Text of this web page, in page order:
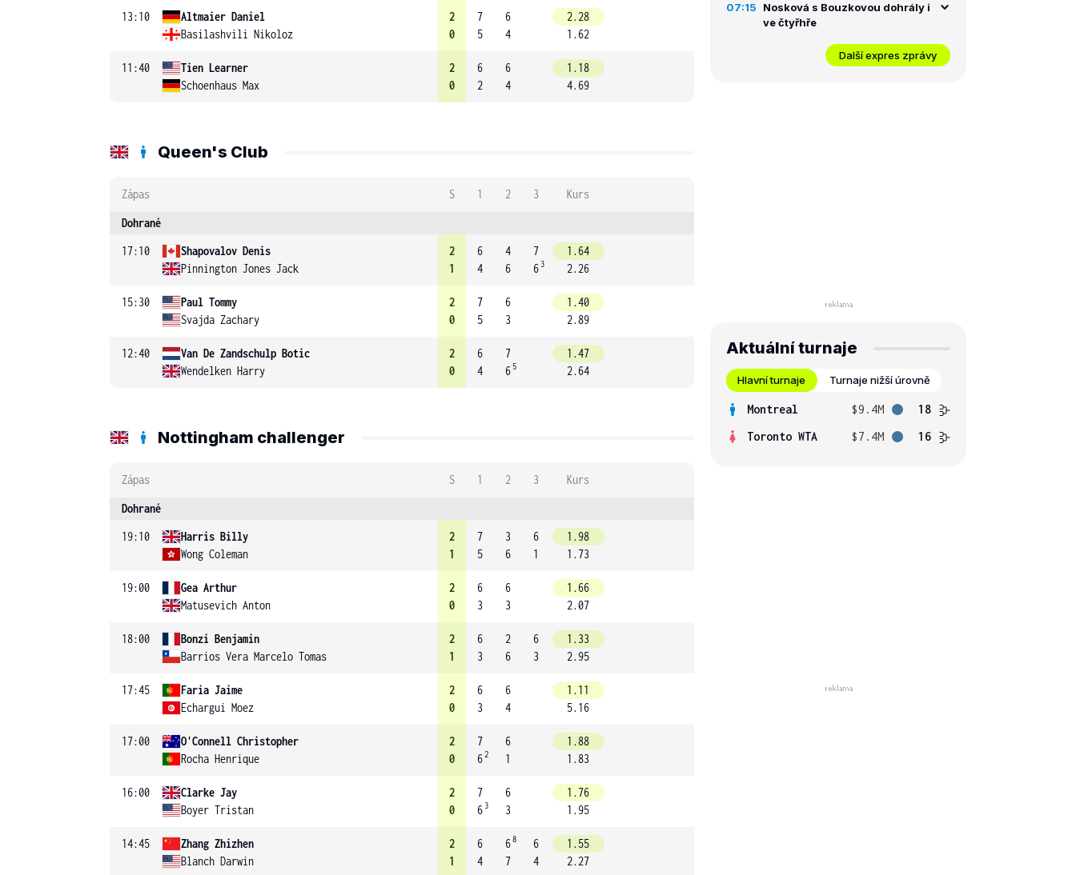
13:10
Altmaier Daniel
Basilashvili Nikoloz
2
0
7
5
6
4
2.28
1.62
11:40
Tien Learner
Schoenhaus Max
2
0
6
2
6
4
1.18
4.69
Queen's Club
Zápas S 1 2 3 Kurs
Dohrané
17:10
Shapovalov Denis
Pinnington Jones Jack
2
1
6
4
4
6
7
6 3
1.64
2.26
15:30
Paul Tommy
Svajda Zachary
2
0
7
5
6
3
1.40
2.89
12:40
Van De Zandschulp Botic
Wendelken Harry
2
0
6
4
7
6 5
1.47
2.64
Nottingham challenger
Zápas S 1 2 3 Kurs
Dohrané
19:10
Harris Billy
Wong Coleman
2
1
7
5
3
6
6
1
1.98
1.73
19:00
Gea Arthur
Matusevich Anton
2
0
6
3
6
3
1.66
2.07
18:00
Bonzi Benjamin
Barrios Vera Marcelo Tomas
2
1
6
3
2
6
6
3
1.33
2.95
17:45
Faria Jaime
Echargui Moez
2
0
6
3
6
4
1.11
5.16
17:00
O'Connell Christopher
Rocha Henrique
2
0
7
62
6
1
1.88
1.83
16:00
Clarke Jay
Boyer Tristan
2
0
7
6 3
6
3
1.76
1.95
14:45
Zhang Zhizhen
Blanch Darwin
2
1
6
4
68
7
6
4
1.55
2.27
07:15
Nosková s Bouzkovou dohrály i
ve čtyřhře
Další expres zprávy
Aktuální turnaje
Hlavní turnaje Turnaje nižší úrovně
Montreal $9.4M
18
Toronto WTA
$7.4M 16